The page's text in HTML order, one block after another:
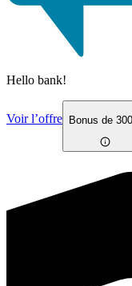
Hello bank!
Voir l’offre Bonus de